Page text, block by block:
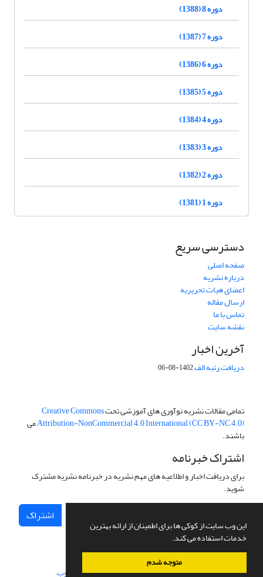
این وب سایت از کوکی ها برای اطمینان از ارائه بهترین
خدمات استفاده می کند.
متوجه شدم
دوره 8 (1388)
دوره 7 (1387)
دوره 6 (1386)
دوره 5 (1385)
دوره 4 (1384)
دوره 3 (1383)
دوره 2 (1382)
دوره 1 (1381)
دسترسی سریع
صفحه اصلی
درباره نشریه
اعضای هیات تحریریه
ارسال مقاله
تماس با ما
نقشه سایت
آخرین اخبار
دریافت رتبه الف1402-08-06
تمامی مقالات نشریه نوآوری های آموزشی تحتCreative Commons
Attribution-NonCommercial 4.0 International (CC BY-NC 4.0)می
باشند.
اشتراک خبرنامه
برای دریافت اخبار و اطلاعیه های مهم نشریه در خبرنامه نشریه مشترک
شوید.
اشتراک
سامانه مدیریت نشریات علمی.طراحی و پیاده سازی از سیناوب